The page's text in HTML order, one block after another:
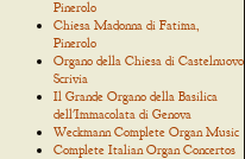
Pinerolo
Chiesa Madonna di Fatima,
Pinerolo
Organo della Chiesa di Castelnuovo
Scrivia
Il Grande Organo della Basilica
dell'Immacolata di Genova
Weckmann Complete Organ Music
Complete Italian Organ Concertos